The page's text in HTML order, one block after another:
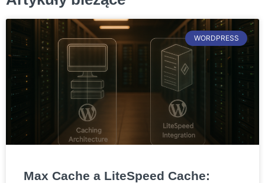
WORDPRESS
Max Cache a LiteSpeed Cache: